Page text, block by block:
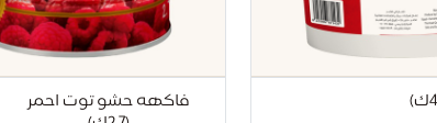
فاكهه حشو توت احمر